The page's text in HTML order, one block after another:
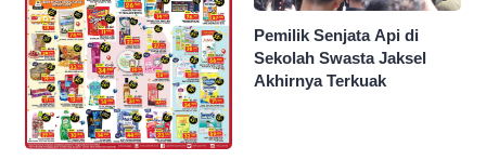
Pemilik Senjata Api di
Sekolah Swasta Jaksel
Akhirnya Terkuak